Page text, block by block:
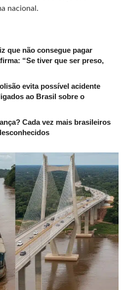
nacional.
que não consegue pagar
“Se tiver que ser preso,
evita possível acidente
ao Brasil sobre o
Cada vez mais brasileiros